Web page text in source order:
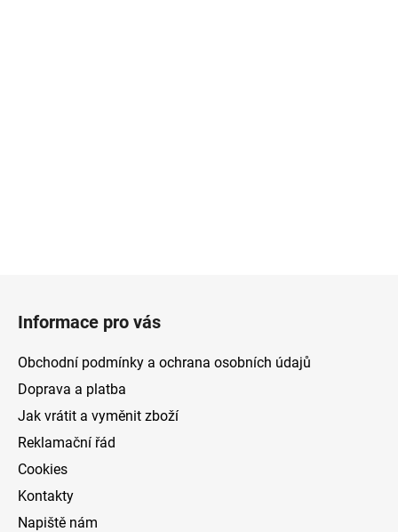
Informace pro vás
Obchodní podmínky a ochrana osobních údajů
Doprava a platba
Jak vrátit a vyměnit zboží
Reklamační řád
Cookies
Kontakty
Napiště nám